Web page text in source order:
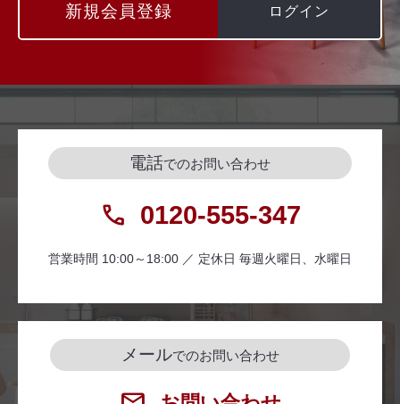
新規会員登録 ログイン
電話でのお問い合わせ
0120-555-347
営業時間 10:00～18:00 ／ 定休日 毎週火曜日、水曜日
メールでのお問い合わせ